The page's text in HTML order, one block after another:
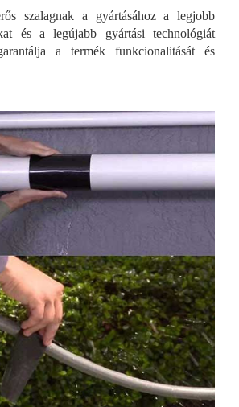
szalagnak a gyártásához a legjobb
és a legújabb gyártási technológiát
a termék funkcionalitását és